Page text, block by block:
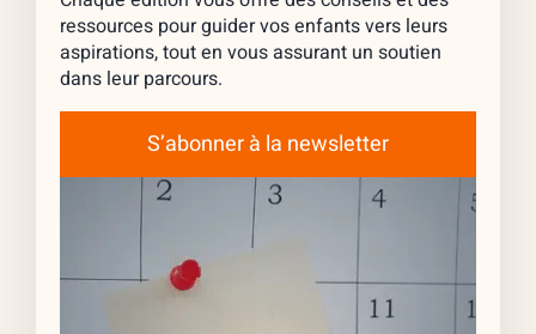
ressources pour guider vos enfants vers leurs
aspirations, tout en vous assurant un soutien
dans leur parcours.
S’abonner à la newsletter